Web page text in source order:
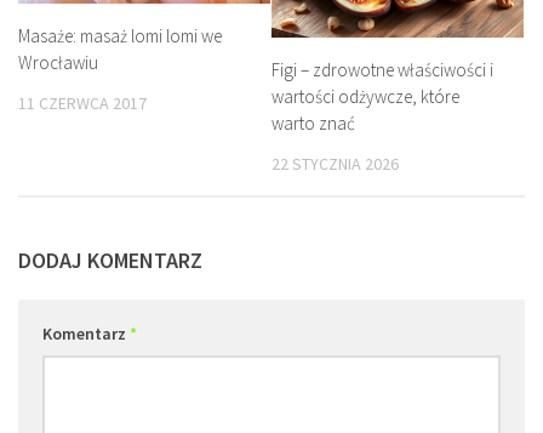
Masaże: masaż lomi lomi we
Wrocławiu
11 CZERWCA 2017
Figi – zdrowotne właściwości i
wartości odżywcze, które
warto znać
22 STYCZNIA 2026
DODAJ KOMENTARZ
Komentarz *